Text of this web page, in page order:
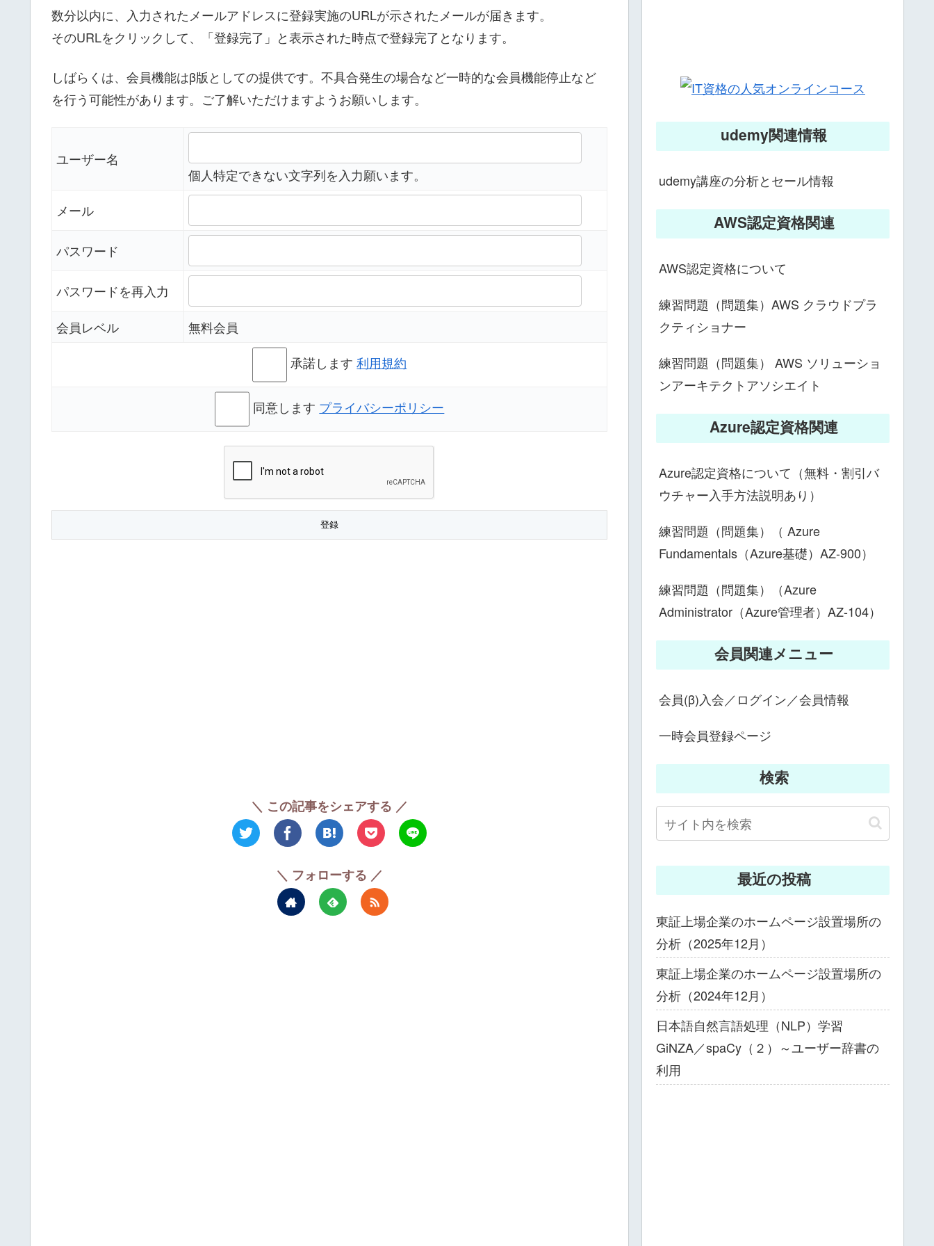
数分以内に、入力されたメールアドレスに登録実施のURLが示されたメールが届きます。
そのURLをクリックして、「登録完了」と表示された時点で登録完了となります。
しばらくは、会員機能はβ版としての提供です。不具合発生の場合など一時的な会員機能停止など
を行う可能性があります。ご了解いただけますようお願いします。
ユーザー名
個人特定できない文字列を入力願います。
メール
パスワード
パスワードを再入力
会員レベル
無料会員
承諾します利用規約
同意します プライバシーポリシー
＼ この記事をシェアする ／
＼ フォローする ／
udemy関連情報
udemy講座の分析とセール情報
AWS認定資格関連
AWS認定資格について
練習問題（問題集）AWS クラウドプラ
クティショナー
練習問題（問題集） AWS ソリューショ
ンアーキテクトアソシエイト
Azure認定資格関連
Azure認定資格について（無料・割引バ
ウチャー入手方法説明あり）
練習問題（問題集）（ Azure
Fundamentals（Azure基礎）AZ-900）
練習問題（問題集）（Azure
Administrator（Azure管理者）AZ-104）
会員関連メニュー
会員(β)入会／ログイン／会員情報
一時会員登録ページ
検索
最近の投稿
東証上場企業のホームページ設置場所の
分析（2025年12月）
東証上場企業のホームページ設置場所の
分析（2024年12月）
日本語自然言語処理（NLP）学習
GiNZA／spaCy（２）～ユーザー辞書の
利用